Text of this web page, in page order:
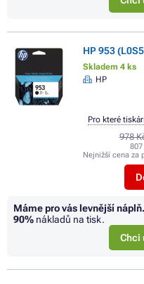
HP 953
Skladem 4 ks
HP
978
807
Nejnižší cena za
Pro které
Máme pro vás levnější náplň.
90% nákladů na tisk.
Chci